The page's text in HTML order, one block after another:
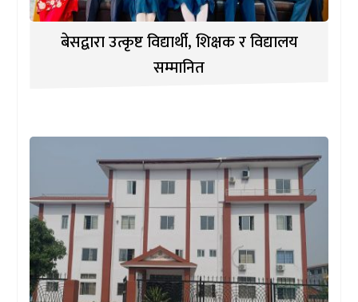
बेसद्वारा उत्कृष्ट विद्यार्थी, शिक्षक र विद्यालय
सम्मानित